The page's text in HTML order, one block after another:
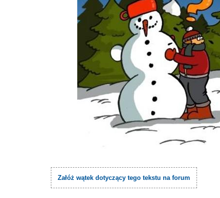
Załóż wątek dotyczący tego tekstu na forum